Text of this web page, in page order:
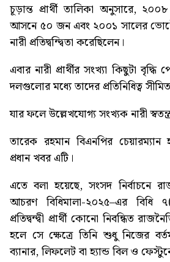
চূড়ান্ত প্রার্থী তালিকা অনুসারে,
আসনে ৫০ জন এবং ২০০১ সালের
নারী প্রতিদ্বন্দ্বিতা করেছিলেন।
এবার নারী প্রার্থীর সংখ্যা কিছুটা
দলগুলোর মধ্যে তাদের প্রতিনিধিত্ব
যার ফলে উল্লেখযোগ্য সংখ্যক নারী
তারেক রহমান বিএনপির চেয়ারম্যান
প্রধান খবর এটি।
এতে বলা হয়েছে, সংসদ নির্বাচনে
আচরণ বিধিমালা-২০২৫–এর বিধি
প্রতিদ্বন্দ্বী প্রার্থী কোনো নিবন্ধিত
হলে সে ক্ষেত্রে তিনি শুধু নিজের
ব্যানার, লিফলেট বা হ্যান্ড বিল ও